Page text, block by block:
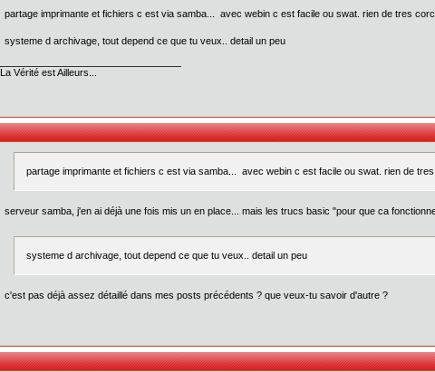
partage imprimante et fichiers c est via samba... avec webin c est facile ou swat. rien de tres
systeme d archivage, tout depend ce que tu veux.. detail un peu
La Vérité est Ailleurs...
partage imprimante et fichiers c est via samba... avec webin c est facile ou swat. rien de
serveur samba, j'en ai déjà une fois mis un en place... mais les trucs basic "pour que ca
systeme d archivage, tout depend ce que tu veux.. detail un peu
c'est pas déjà assez détaillé dans mes posts précédents ? que veux-tu savoir d'autre ?